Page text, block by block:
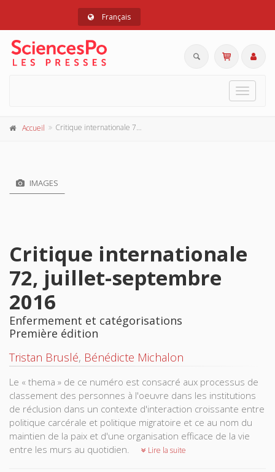
Français
Toggle
Accueil Critique internationale 72, juillet-septembre 2016
IMAGES
Critique internationale
72, juillet-septembre
2016
Enfermement et catégorisations
Première édition
Tristan Bruslé, Bénédicte Michalon
Le « thema » de ce numéro est consacré aux processus de
classement des personnes à l'oeuvre dans les institutions
de réclusion dans un contexte d'interaction croissante entre
politique carcérale et politique migratoire et ce au nom du
maintien de la paix et d'une organisation efficace de la vie
entre les murs au quotidien.
Lire la suite